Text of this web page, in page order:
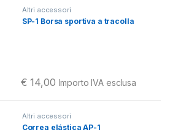
Altri accessori
SP-1 Borsa sportiva a tracolla
€ 14,00 Importo IVA esclusa
Altri accessori
Correa elástica AP-1